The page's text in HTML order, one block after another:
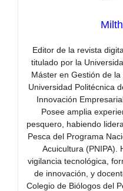
Editor de la revista
titulado por la
Máster en Gestión de
Universidad Politécnica
Innovación
Posee amplia
pesquero, habiendo
Pesca del Programa
Acuicultura (PNIPA).
vigilancia tecnológica,
de innovación, y
Colegio de Biólogos del